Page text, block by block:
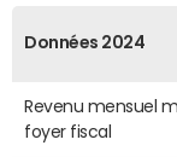
Données 2024
Revenu mensuel
foyer fiscal